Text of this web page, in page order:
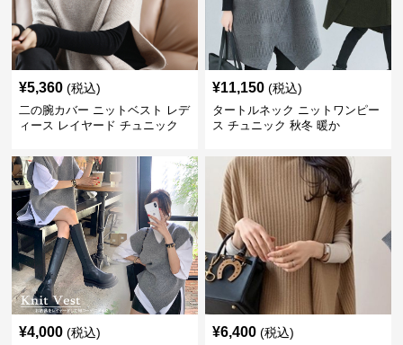
¥5,360 (税込)
二の腕カバー ニットベスト レデ
ィース レイヤード チュニック
¥11,150 (税込)
タートルネック ニットワンピー
ス チュニック 秋冬 暖か
¥4,000 (税込) ¥6,400 (税込)